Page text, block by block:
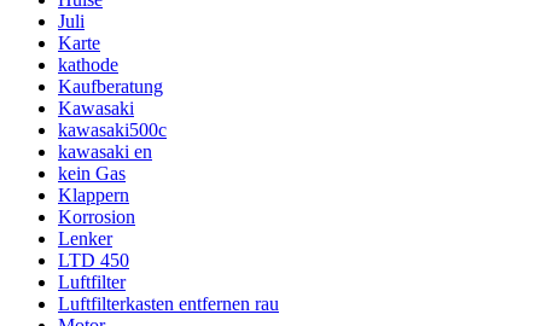
Juli
Karte
kathode
Kaufberatung
Kawasaki
kawasaki500c
kawasaki en
kein Gas
Klappern
Korrosion
Lenker
LTD 450
Luftfilter
Luftfilterkasten entfernen rau